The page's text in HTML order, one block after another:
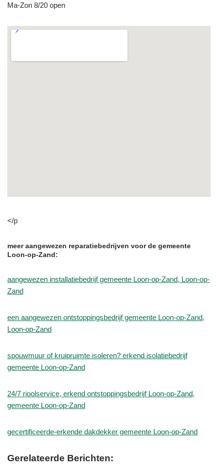
Ma-Zon 8/20 open
</p
meer aangewezen reparatiebedrijven voor de gemeente
Loon-op-Zand:
aangewezen installatiebedrijf gemeente Loon-op-Zand, Loon-op-
Zand
een aangewezen ontstoppingsbedrijf gemeente Loon-op-Zand,
Loon-op-Zand
spouwmuur of kruipruimte isoleren? erkend isolatiebedrijf
gemeente Loon-op-Zand
24/7 rioolservice, erkend ontstoppingsbedrijf Loon-op-Zand,
gemeente Loon-op-Zand
gecertificeerde-erkende dakdekker gemeente Loon-op-Zand
Gerelateerde Berichten: